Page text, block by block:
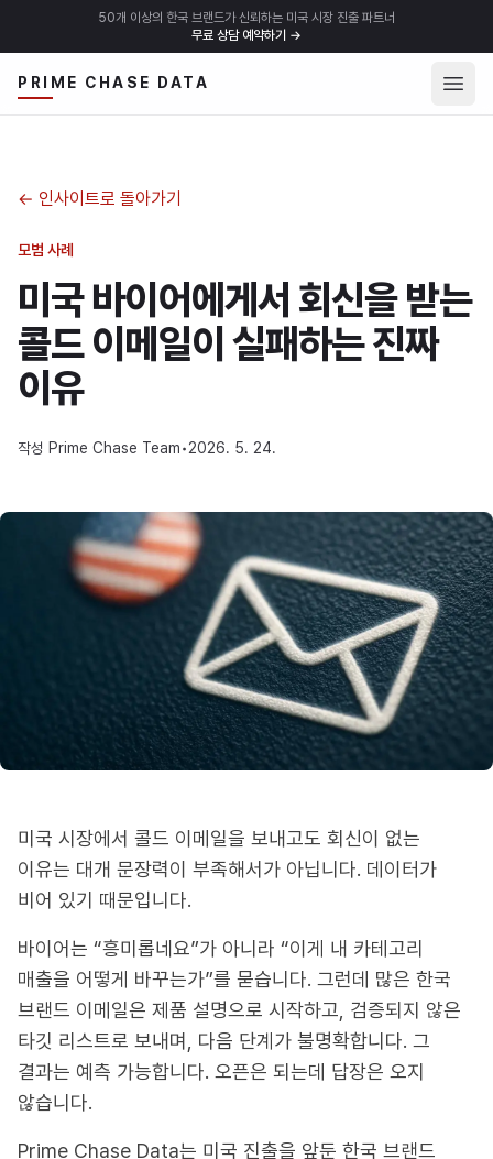
50개 이상의 한국 브랜드가 신뢰하는 미국 시장 진출 파트너
무료 상담 예약하기 →
PRIME CHASE DATA 메뉴
← 인사이트로 돌아가기
모범 사례
미국 바이어에게서 회신을 받는
콜드 이메일이 실패하는 진짜
이유
작성 Prime Chase Team•2026. 5. 24.
미국 시장에서 콜드 이메일을 보내고도 회신이 없는
이유는 대개 문장력이 부족해서가 아닙니다. 데이터가
비어 있기 때문입니다.
바이어는 “흥미롭네요”가 아니라 “이게 내 카테고리
매출을 어떻게 바꾸는가”를 묻습니다. 그런데 많은 한국
브랜드 이메일은 제품 설명으로 시작하고, 검증되지 않은
타깃 리스트로 보내며, 다음 단계가 불명확합니다. 그
결과는 예측 가능합니다. 오픈은 되는데 답장은 오지
않습니다.
Prime Chase Data는 미국 진출을 앞둔 한국 브랜드